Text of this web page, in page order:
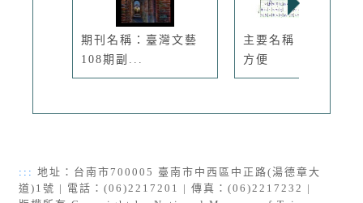
期刊名稱：臺灣文藝
108期副...
主要名稱：既權宜又
方便
::: 地址：台南市700005 臺南市中西區中正路(湯德章大
道)1號 | 電話：(06)2217201 | 傳真：(06)2217232 |